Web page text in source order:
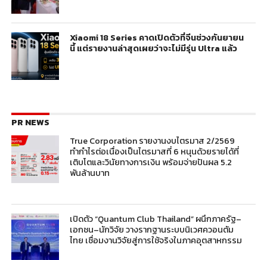
Xiaomi 18 Series คาดเปิดตัวที่จีนช่วงกันยายน
นี้ แต่รายงานล่าสุดเผยว่าจะไม่มีรุ่น Ultra แล้ว
PR NEWS
True Corporation รายงานงบไตรมาส 2/2569
ทำกำไรต่อเนื่องเป็นไตรมาสที่ 6 หนุนด้วยรายได้ที่
เติบโตและวินัยทางการเงิน พร้อมจ่ายปันผล 5.2
พันล้านบาท
เปิดตัว “Quantum Club Thailand” ผนึกภาครัฐ–
เอกชน–นักวิจัย วางรากฐานระบบนิเวศควอนตัม
ไทย เชื่อมงานวิจัยสู่การใช้จริงในภาคอุตสาหกรรม